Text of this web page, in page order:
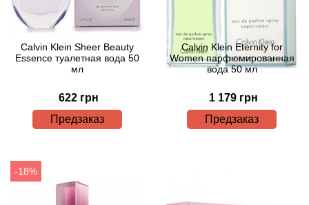
Calvin Klein Sheer Beauty
Essence туалетная вода 50
мл
622 грн
Предзаказ
Calvin Klein Eternity for
Women парфюмированная
вода 50 мл
1 179 грн
Предзаказ
-18%
Acqua di Parma
Acqua di Sardegna
Aerin Lauder